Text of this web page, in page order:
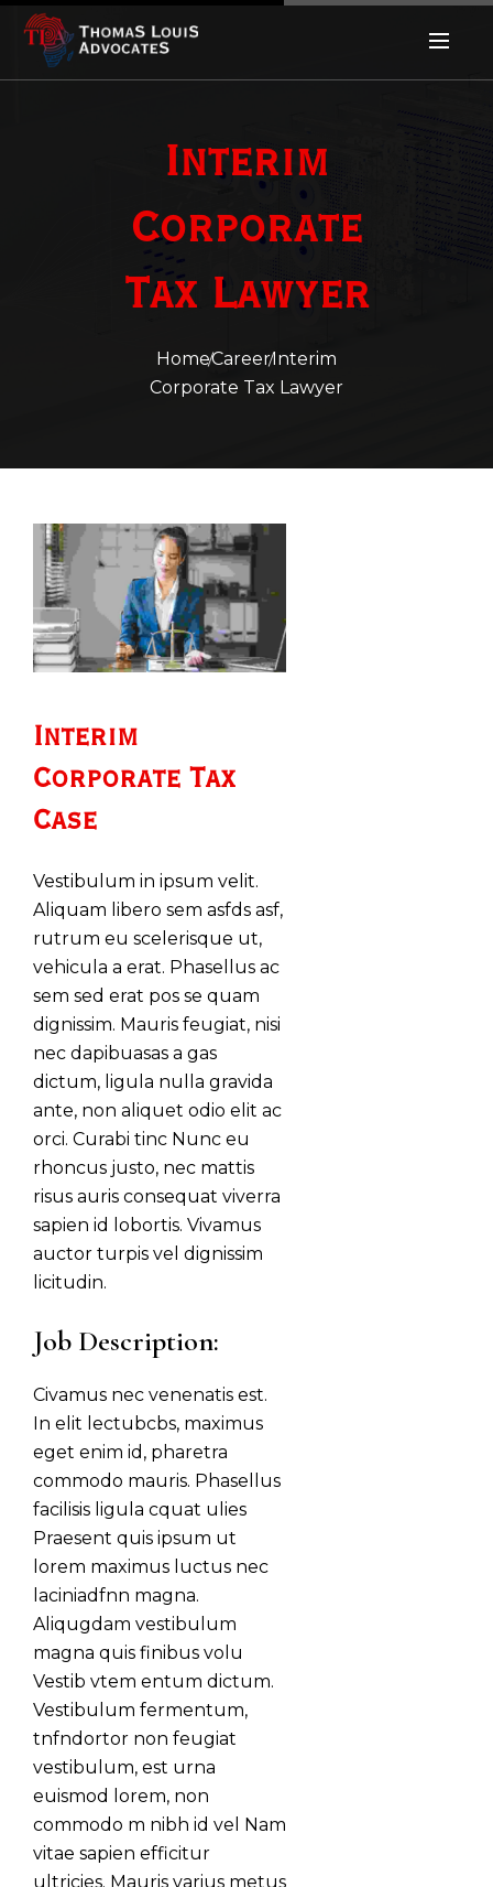
Interim
Corporate
Tax Lawyer
HomeCareerInterim
Corporate Tax Lawyer
Interim
Corporate Tax
Case
Vestibulum in ipsum velit.
Aliquam libero sem asfds asf,
rutrum eu scelerisque ut,
vehicula a erat. Phasellus ac
sem sed erat pos se quam
dignissim. Mauris feugiat, nisi
nec dapibuasas a gas
dictum, ligula nulla gravida
ante, non aliquet odio elit ac
orci. Curabi tinc Nunc eu
rhoncus justo, nec mattis
risus auris consequat viverra
sapien id lobortis. Vivamus
auctor turpis vel dignissim
licitudin.
Job Description:
Civamus nec venenatis est.
In elit lectubcbs, maximus
eget enim id, pharetra
commodo mauris. Phasellus
facilisis ligula cquat ulies
Praesent quis ipsum ut
lorem maximus luctus nec
laciniadfnn magna.
Aliqugdam vestibulum
magna quis finibus volu
Vestib vtem entum dictum.
Vestibulum fermentum,
tnfndortor non feugiat
vestibulum, est urna
euismod lorem, non
commodo m nibh id vel Nam
vitae sapien efficitur
ultricies. Mauris varius metus